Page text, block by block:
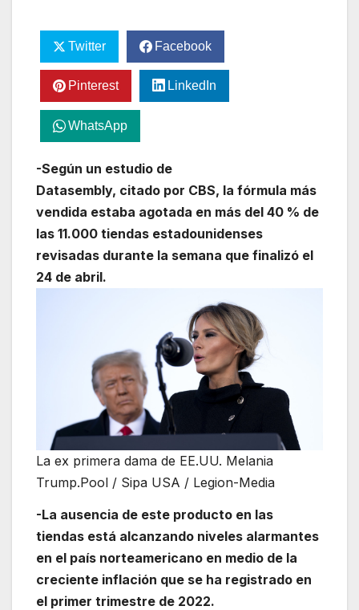
Twitter Facebook
Pinterest LinkedIn
WhatsApp
-Según un estudio de
Datasembly, citado por CBS, la fórmula más
vendida estaba agotada en más del 40 % de
las 11.000 tiendas estadounidenses
revisadas durante la semana que finalizó el
24 de abril.
La ex primera dama de EE.UU. Melania
Trump.Pool / Sipa USA / Legion-Media
-La ausencia de este producto en las
tiendas está alcanzando niveles alarmantes
en el país norteamericano en medio de la
creciente inflación que se ha registrado en
el primer trimestre de 2022.